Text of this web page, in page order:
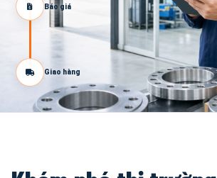
Báo giá
Giao hàng